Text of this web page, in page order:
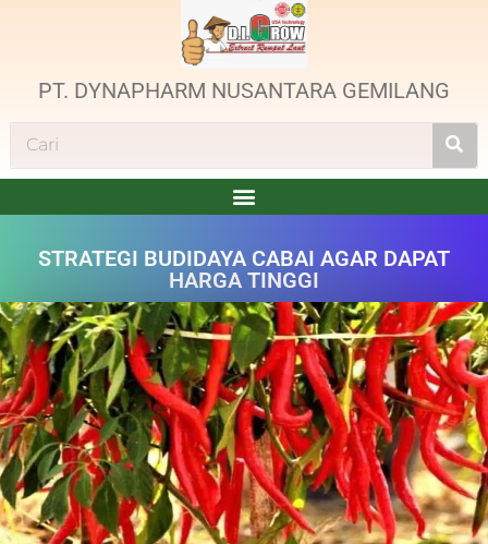
PT. DYNAPHARM NUSANTARA GEMILANG
STRATEGI BUDIDAYA CABAI AGAR DAPAT
HARGA TINGGI